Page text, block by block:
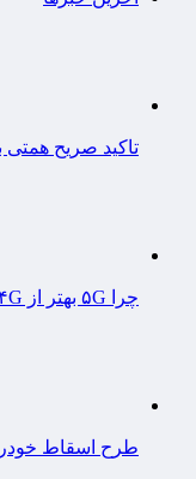
تاکید صریح همتی
چرا ۵G بهتر از ۴G است؟
طرح اسقاط